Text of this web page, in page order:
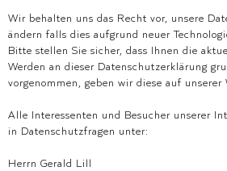
Wir behalten uns das Recht vor, unsere
ändern falls dies aufgrund neuer
Bitte stellen Sie sicher, dass Ihnen die
Werden an dieser Datenschutzerklärung
vorgenommen, geben wir diese auf unserer
Alle Interessenten und Besucher unserer
in Datenschutzfragen unter:
Herrn Gerald Lill